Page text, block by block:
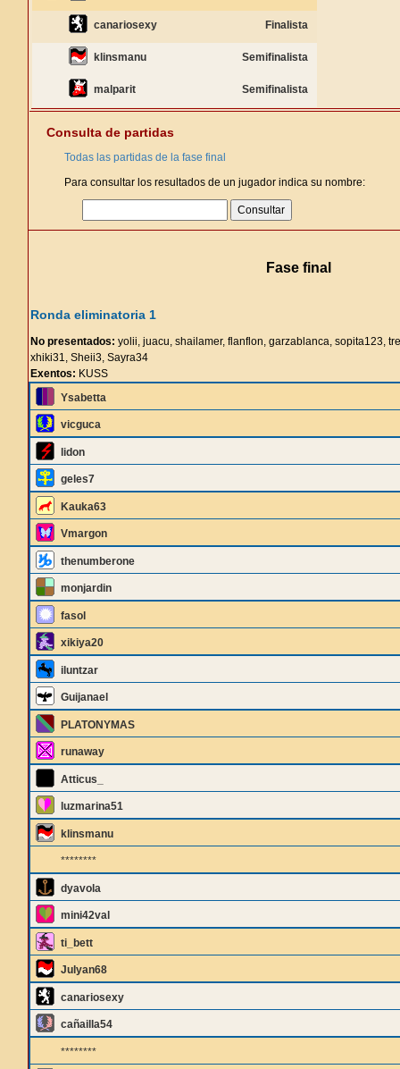
canariosexy Finalista
klinsmanu Semifinalista
malparit Semifinalista
Consulta de partidas
Todas las partidas de la fase final
Para consultar los resultados de un jugador indica su nombre:
Fase final
Ronda eliminatoria 1
No presentados: yolii, juacu, shailamer, flanflon, garzablanca, sopita123,
xhiki31, Sheii3, Sayra34
Exentos: KUSS
Ysabetta
vicguca
lidon
geles7
Kauka63
Vmargon
thenumberone
monjardin
fasol
xikiya20
iluntzar
Guijanael
PLATONYMAS
runaway
Atticus_
luzmarina51
klinsmanu
********
dyavola
mini42val
ti_bett
Julyan68
canariosexy
cañailla54
********